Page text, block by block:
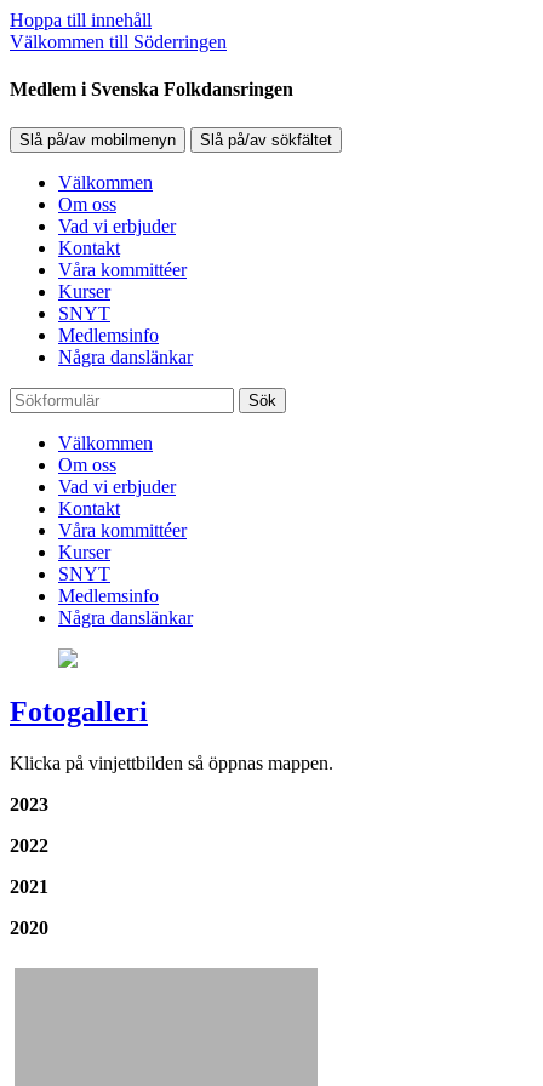
Hoppa till innehåll
Välkommen till Söderringen
Medlem i Svenska Folkdansringen
Slå på/av mobilmenyn Slå på/av sökfältet
Välkommen
Om oss
Vad vi erbjuder
Kontakt
Våra kommittéer
Kurser
SNYT
Medlemsinfo
Några danslänkar
Sök
Välkommen
Om oss
Vad vi erbjuder
Kontakt
Våra kommittéer
Kurser
SNYT
Medlemsinfo
Några danslänkar
Fotogalleri
Klicka på vinjettbilden så öppnas mappen.
2023
2022
2021
2020